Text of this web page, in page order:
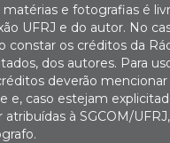
e fotografias é
UFRJ e do autor. No
constar os créditos da
dos autores. Para
deverão mencionar
e, caso estejam
atribuídas à SGCOM/